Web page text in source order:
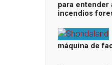
para entender
incendios
máquina de